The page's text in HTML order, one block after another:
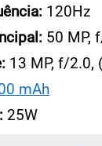
120Hz
50 MP,
13 MP, f/2.0,
mAh
25W